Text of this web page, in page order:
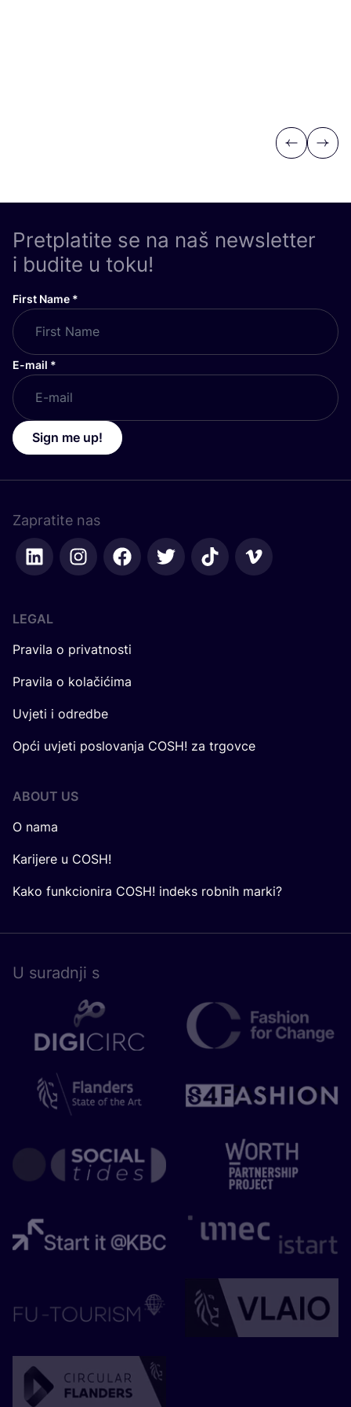
Previous
Next
Pretplatite se na naš newsletter
i budite u toku!
First Name *
E-mail *
Sign me up!
Zapratite nas
LEGAL
Pravila o privatnosti
Pravila o kolačićima
Uvjeti i odredbe
Opći uvjeti poslovanja COSH! za trgovce
ABOUT US
O nama
Karijere u COSH!
Kako funkcionira COSH! indeks robnih marki?
U surad­nji s